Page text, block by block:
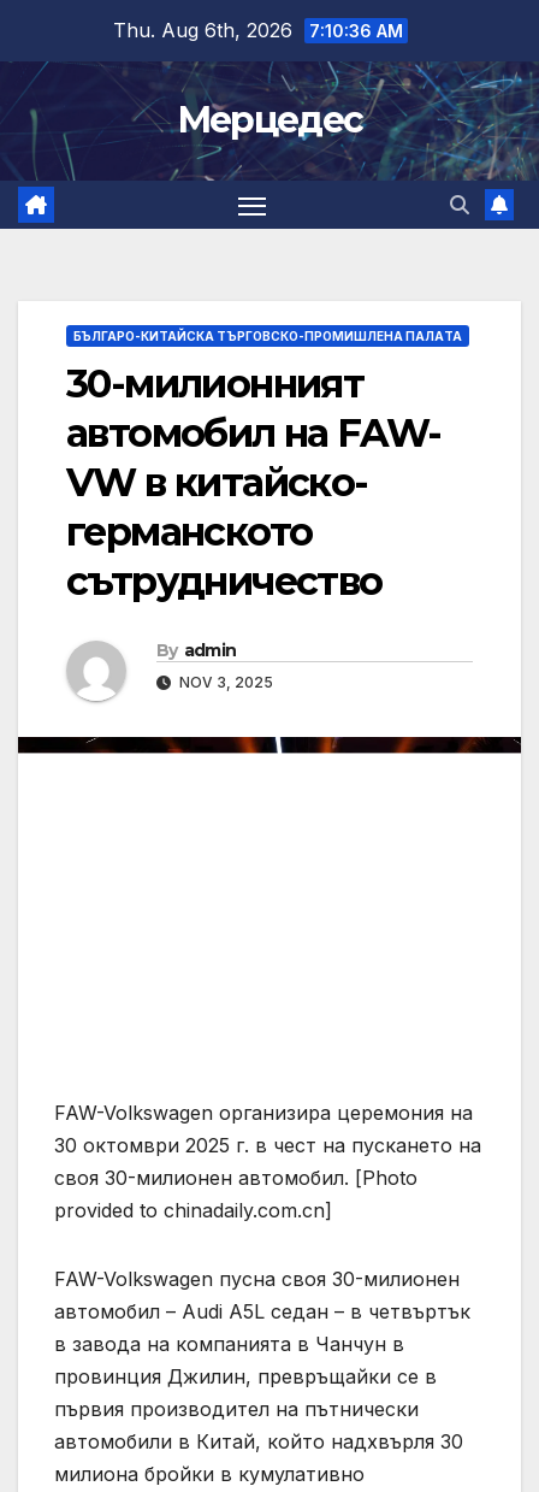
content
Thu. Aug 6th, 2026 7:10:36 AM
Мерцедес
БЪЛГАРО-КИТАЙСКА ТЪРГОВСКО-ПРОМИШЛЕНА ПАЛAТА
30-милионният
автомобил на FAW-
VW в китайско-
германското
сътрудничество
By admin
NOV 3, 2025
FAW-Volkswagen организира церемония на
30 октомври 2025 г. в чест на пускането на
своя 30-милионен автомобил. [Photo
provided to chinadaily.com.cn]
FAW-Volkswagen пусна своя 30-милионен
автомобил – Audi A5L седан – в четвъртък
в завода на компанията в Чанчун в
провинция Джилин, превръщайки се в
първия производител на пътнически
автомобили в Китай, който надхвърля 30
милиона бройки в кумулативно